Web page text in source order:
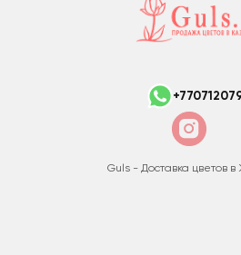
Guls - Доставка цветов в